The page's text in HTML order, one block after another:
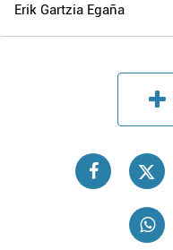
Erik Gartzia Egaña